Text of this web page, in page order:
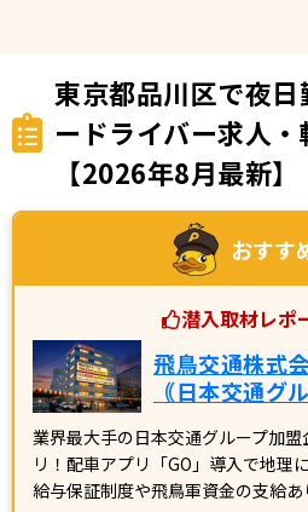
東京都品川区で夜
ードライバー求人
【2026年8月最新】
おすす
潜入取材レポ
飛鳥交通株式
｟日本交通グ
業界最大手の日本交通グループ加
リ！配車アプリ「GO」導入で地理
給与保証制度や飛鳥軍資金の支給あ